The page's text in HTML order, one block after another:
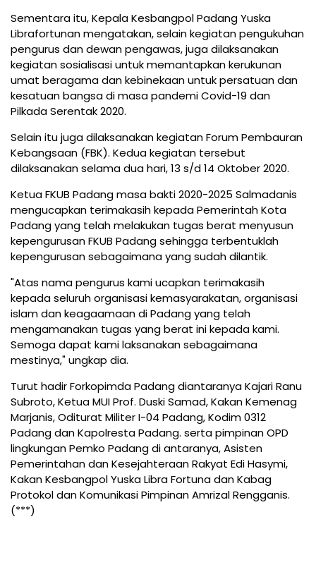
Sementara itu, Kepala Kesbangpol Padang Yuska
Librafortunan mengatakan, selain kegiatan pengukuhan
pengurus dan dewan pengawas, juga dilaksanakan
kegiatan sosialisasi untuk memantapkan kerukunan
umat beragama dan kebinekaan untuk persatuan dan
kesatuan bangsa di masa pandemi Covid-19 dan
Pilkada Serentak 2020.
Selain itu juga dilaksanakan kegiatan Forum Pembauran
Kebangsaan (FBK). Kedua kegiatan tersebut
dilaksanakan selama dua hari, 13 s/d 14 Oktober 2020.
Ketua FKUB Padang masa bakti 2020-2025 Salmadanis
mengucapkan terimakasih kepada Pemerintah Kota
Padang yang telah melakukan tugas berat menyusun
kepengurusan FKUB Padang sehingga terbentuklah
kepengurusan sebagaimana yang sudah dilantik.
"Atas nama pengurus kami ucapkan terimakasih
kepada seluruh organisasi kemasyarakatan, organisasi
islam dan keagaamaan di Padang yang telah
mengamanakan tugas yang berat ini kepada kami.
Semoga dapat kami laksanakan sebagaimana
mestinya," ungkap dia.
Turut hadir Forkopimda Padang diantaranya Kajari Ranu
Subroto, Ketua MUI Prof. Duski Samad, Kakan Kemenag
Marjanis, Oditurat Militer I-04 Padang, Kodim 0312
Padang dan Kapolresta Padang. serta pimpinan OPD
lingkungan Pemko Padang di antaranya, Asisten
Pemerintahan dan Kesejahteraan Rakyat Edi Hasymi,
Kakan Kesbangpol Yuska Libra Fortuna dan Kabag
Protokol dan Komunikasi Pimpinan Amrizal Rengganis.
(***)